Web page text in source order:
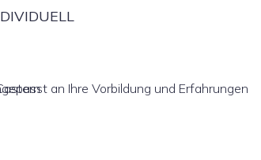
an Ihre Vorbildung und Erfahrungen